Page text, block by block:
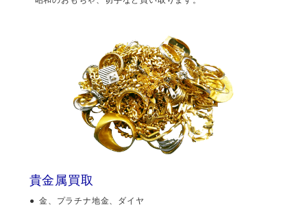
貴金属買取
金、プラチナ地金、ダイヤ